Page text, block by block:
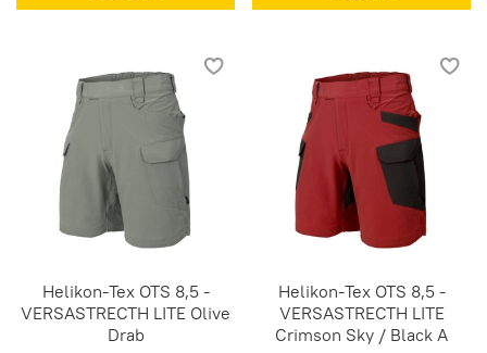
Helikon-Tex OTS 8,5 -
VERSASTRECTH LITE Olive
Drab
Helikon-Tex OTS 8,5 -
VERSASTRECTH LITE
Crimson Sky / Black A